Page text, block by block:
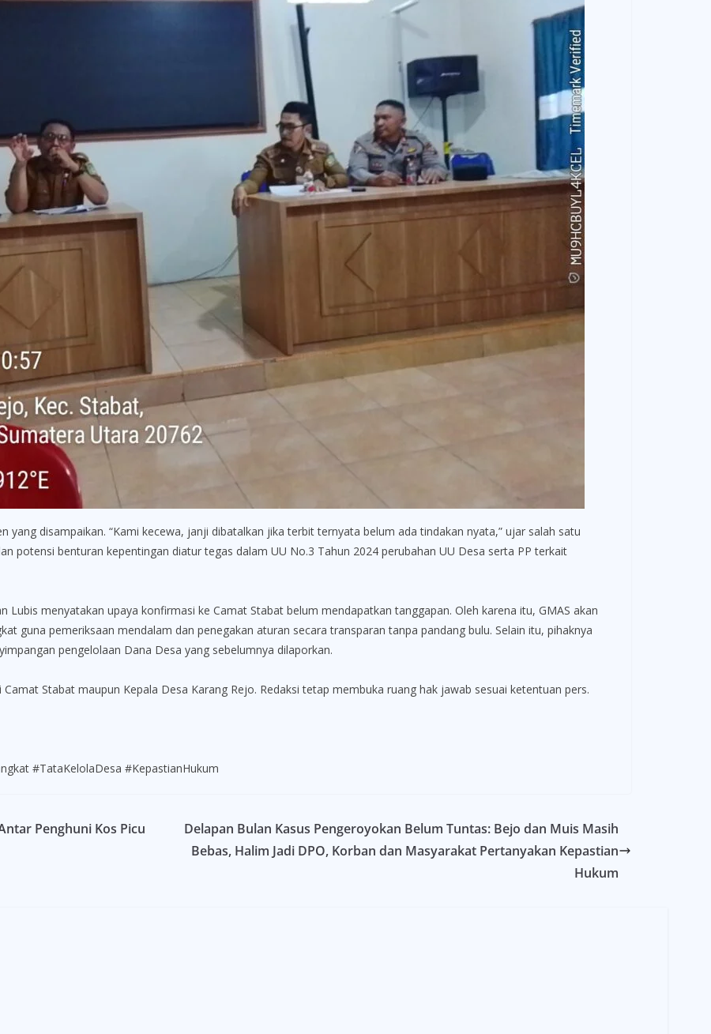
disampaikan. “Kami kecewa, janji dibatalkan jika terbit ternyata belum ada tindakan nyata,” ujar salah satu
potensi benturan kepentingan diatur tegas dalam UU No.3 Tahun 2024 perubahan UU Desa serta PP terkait
Lubis menyatakan upaya konfirmasi ke Camat Stabat belum mendapatkan tanggapan. Oleh karena itu, GMAS akan
guna pemeriksaan mendalam dan penegakan aturan secara transparan tanpa pandang bulu. Selain itu, pihaknya
pengelolaan Dana Desa yang sebelumnya dilaporkan.
Stabat maupun Kepala Desa Karang Rejo. Redaksi tetap membuka ruang hak jawab sesuai ketentuan pers.
#TataKelolaDesa #KepastianHukum
Penghuni Kos Picu
Delapan Bulan Kasus Pengeroyokan Belum Tuntas: Bejo dan Muis Masih
Bebas, Halim Jadi DPO, Korban dan Masyarakat Pertanyakan Kepastian
Hukum